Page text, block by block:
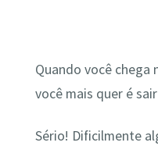
Quando você
você mais quer é
Sério! Dificilmente